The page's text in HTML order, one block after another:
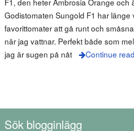
Godistomaten Sungold F1 har länge
favorittomater att gå runt och
när jag vattnar. Perfekt både som
jag är sugen på nåt
Continue
Sök blogginlägg